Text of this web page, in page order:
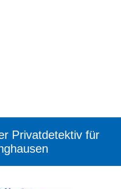
Privatdetektiv für